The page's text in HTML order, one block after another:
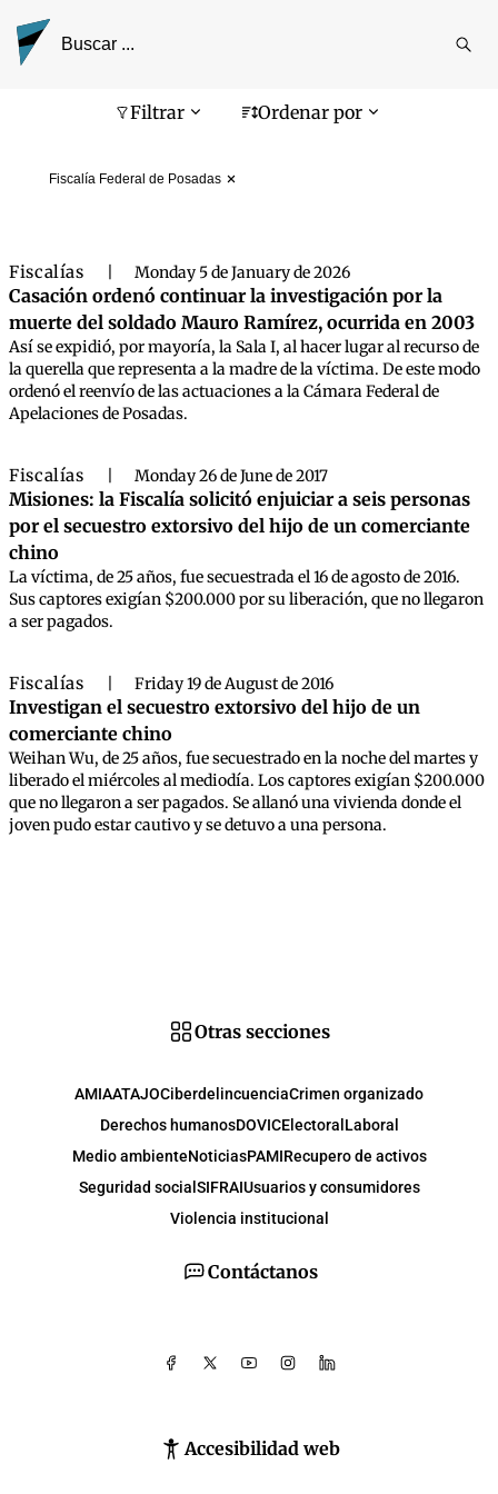
Filtrar Ordenar por
Fiscalía Federal de Posadas
Pantalla de búsqueda
Fiscalías Monday 5 de January de 2026
Casación ordenó continuar la investigación por la
muerte del soldado Mauro Ramírez, ocurrida en 2003
Así se expidió, por mayoría, la Sala I, al hacer lugar al recurso de
la querella que representa a la madre de la víctima. De este modo
ordenó el reenvío de las actuaciones a la Cámara Federal de
Apelaciones de Posadas.
Fiscalías Monday 26 de June de 2017
Misiones: la Fiscalía solicitó enjuiciar a seis personas
por el secuestro extorsivo del hijo de un comerciante
chino
La víctima, de 25 años, fue secuestrada el 16 de agosto de 2016.
Sus captores exigían $200.000 por su liberación, que no llegaron
a ser pagados.
Fiscalías Friday 19 de August de 2016
Investigan el secuestro extorsivo del hijo de un
comerciante chino
Weihan Wu, de 25 años, fue secuestrado en la noche del martes y
liberado el miércoles al mediodía. Los captores exigían $200.000
que no llegaron a ser pagados. Se allanó una vivienda donde el
joven pudo estar cautivo y se detuvo a una persona.
Contáctanos
Accesibilidad web
Otras secciones
AMIAATAJOCiberdelincuenciaCrimen organizado
Derechos humanosDOVICElectoral Laboral
Medio ambienteNoticiasPAMIRecupero de activos
Seguridad social SIFRAIUsuarios y consumidores
Violencia institucional